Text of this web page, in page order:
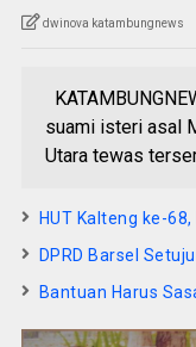
dwinova katambungnews
suami isteri asal
Utara tewas
HUT Kalteng ke-68,
DPRD Barsel
Bantuan Harus